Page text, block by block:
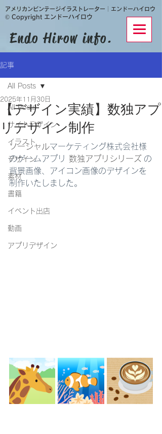
Endo Hirow info.
​アメリカンビンテージイラストレーター│エンドーハイロウ
© Copyright エンドーハイロウ
記事
All Posts
サイトデザイン
イラスト
デザイン
素材
書籍
イベント出店
動画
アプリデザイン
All Posts
【デザイン実績】数独アプ
リデザイン制作
2025年11月30日
ソーシャルマーケティング株式会社様
のゲームアプリ 数独アプリシリーズ の
背景画像、アイコン画像のデザインを
制作いたしました。